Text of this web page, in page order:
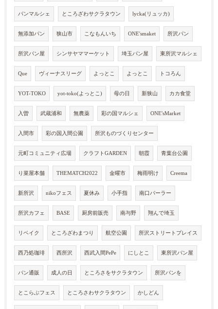
パンマルシェ ところざわサクラタウン lycka(リュッカ)
無添加パン 狭山市 こなもんいち ONE'smaket 所沢パン
所沢パン屋 シンサヤママーケット 埼玉パン屋 東所沢マルシェ
Que ヴィーナスリーグ よっとこ よっとこ トコろん
YOT-TOKO yot-toko(よっとこ) 母の日 新狭山 カカ食堂
入曽 武蔵浦和 無農薬 彩の国マルシェ ONE'sMarket
入間市 彩の国入間公園 所沢ものづくりセンター
元町コミュニティ広場 クラフトGARDEN 朝霞 青葉台公園
り菜屋本舗 THEMATCH2022 金曜市 梅雨明け Creema
新所沢 nikoフェス 夏休み 小手指 南口パーラー
所沢カフェ BASE 厨房前販売 南与野 翔んで埼玉
リベイク ところざわまつり 航空公園 所沢ストリートプレイス
西乃処珈琲 西所沢 西武入間PePe にしとこ 東所沢パン屋
パン通販 成人の日 ところさをサクラタウン 所沢パンを
とこらぶフェス ところさわサクラタウン かしどん